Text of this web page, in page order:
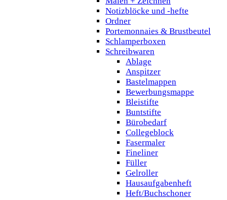
Notizblöcke und -hefte
Ordner
Portemonnaies & Brustbeutel
Schlamperboxen
Schreibwaren
Ablage
Anspitzer
Bastelmappen
Bewerbungsmappe
Bleistifte
Buntstifte
Bürobedarf
Collegeblock
Fasermaler
Fineliner
Füller
Gelroller
Hausaufgabenheft
Heft/Buchschoner